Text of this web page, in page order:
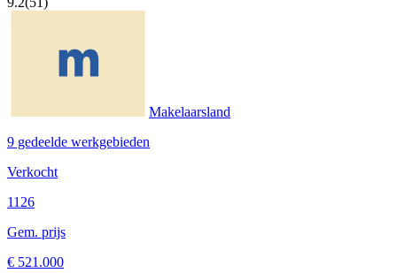
Makelaarsland
9 gedeelde werkgebieden
Verkocht
1126
Gem. prijs
€ 521.000